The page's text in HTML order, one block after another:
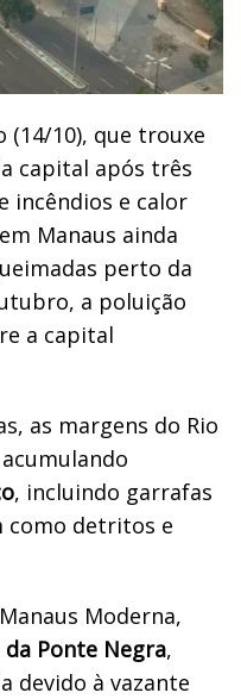
(14/10), que trouxe
capital após três
incêndios e calor
Manaus ainda
perto da
a poluição
a capital
as margens do Rio
, incluindo garrafas
como detritos e
Moderna,
da Ponte Negra,
devido à vazante